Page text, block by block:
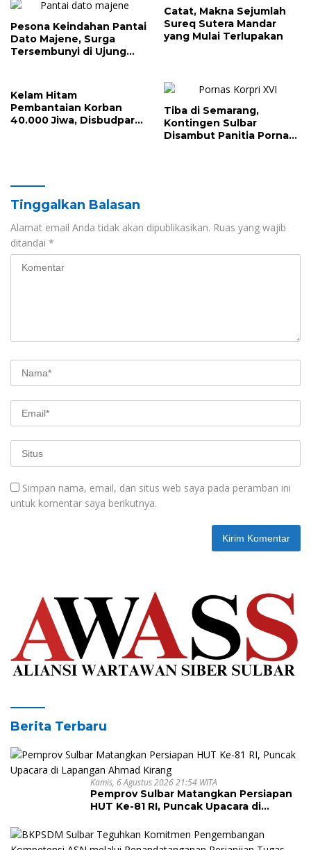
Pesona Keindahan Pantai
Dato Majene, Surga
Tersembunyi di Ujung
Catat, Makna Sejumlah
Sureq Sutera Mandar
yang Mulai Terlupakan
Kelam Hitam
Pembantaian Korban
40.000 Jiwa, Disbudpar
Tiba di Semarang,
Kontingen Sulbar
Disambut Panitia Pornas
Tinggalkan Balasan
Alamat email Anda tidak akan dipublikasikan. Ruas yang wajib
ditandai *
Simpan nama, email, dan situs web saya pada peramban ini
untuk komentar saya berikutnya.
Berita Terbaru
Kamis, 6 Agustus 2026 21:54 WITA
Pemprov Sulbar Matangkan Persiapan
HUT Ke-81 RI, Puncak Upacara di